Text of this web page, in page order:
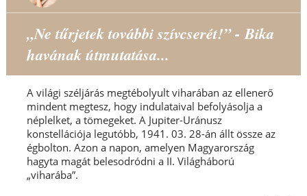
„Ne tűrjetek további szívcserét!” - Bika
havának útmutatása...
A világi széljárás megtébolyult viharában az ellenerő
mindent megtesz, hogy indulataival befolyásolja a
néplelket, a tömegeket. A Jupiter-Uránusz
konstellációja legutóbb, 1941. 03. 28-án állt össze az
égbolton. Azon a napon, amelyen Magyarország
hagyta magát belesodródni a II. Világháború
„viharába”.